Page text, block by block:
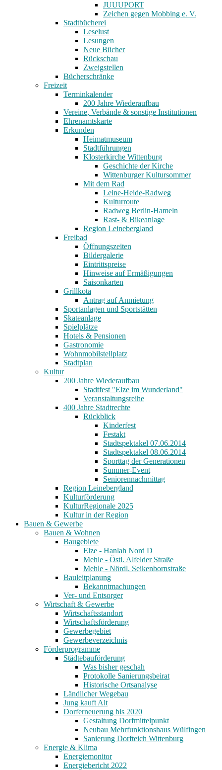
JUUUPORT
Zeichen gegen Mobbing e. V.
Stadtbücherei
Leselust
Lesungen
Neue Bücher
Rückschau
Zweigstellen
Bücherschränke
Freizeit
Terminkalender
200 Jahre Wiederaufbau
Vereine, Verbände & sonstige Institutionen
Ehrenamtskarte
Erkunden
Heimatmuseum
Stadtführungen
Klosterkirche Wittenburg
Geschichte der Kirche
Wittenburger Kultursommer
Mit dem Rad
Leine-Heide-Radweg
Kulturroute
Radweg Berlin-Hameln
Rast- & Bikeanlage
Region Leinebergland
Freibad
Öffnungszeiten
Bildergalerie
Eintrittspreise
Hinweise auf Ermäßigungen
Saisonkarten
Grillkota
Antrag auf Anmietung
Sportanlagen und Sportstätten
Skateanlage
Spielplätze
Hotels & Pensionen
Gastronomie
Wohnmobilstellplatz
Stadtplan
Kultur
200 Jahre Wiederaufbau
Stadtfest "Elze im Wunderland"
Veranstaltungsreihe
400 Jahre Stadtrechte
Rückblick
Kinderfest
Festakt
Stadtspektakel 07.06.2014
Stadtspektakel 08.06.2014
Sporttag der Generationen
Summer-Event
Seniorennachmittag
Region Leinebergland
Kulturförderung
KulturRegionale 2025
Kultur in der Region
Bauen & Gewerbe
Bauen & Wohnen
Baugebiete
Elze - Hanlah Nord D
Mehle - Östl. Alfelder Straße
Mehle - Nördl. Seikenbornstraße
Bauleitplanung
Bekanntmachungen
Ver- und Entsorger
Wirtschaft & Gewerbe
Wirtschaftsstandort
Wirtschaftsförderung
Gewerbegebiet
Gewerbeverzeichnis
Förderprogramme
Städtebauförderung
Was bisher geschah
Protokolle Sanierungsbeirat
Historische Ortsanalyse
Ländlicher Wegebau
Jung kauft Alt
Dorferneuerung bis 2020
Gestaltung Dorfmittelpunkt
Neubau Mehrfunktionshaus Wülfingen
Sanierung Dorfteich Wittenburg
Energie & Klima
Energiemonitor
Energiebericht 2022